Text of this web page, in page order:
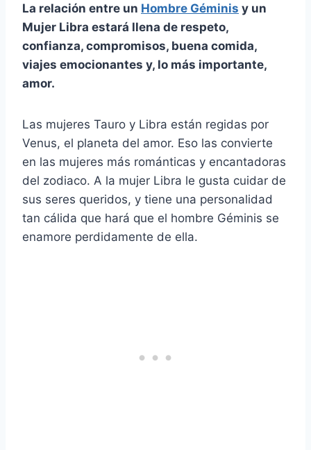
La relación entre un Hombre Géminis y un
Mujer Libra estará llena de respeto,
confianza, compromisos, buena comida,
viajes emocionantes y, lo más importante,
amor.
Las mujeres Tauro y Libra están regidas por
Venus, el planeta del amor. Eso las convierte
en las mujeres más románticas y encantadoras
del zodiaco. A la mujer Libra le gusta cuidar de
sus seres queridos, y tiene una personalidad
tan cálida que hará que el hombre Géminis se
enamore perdidamente de ella.